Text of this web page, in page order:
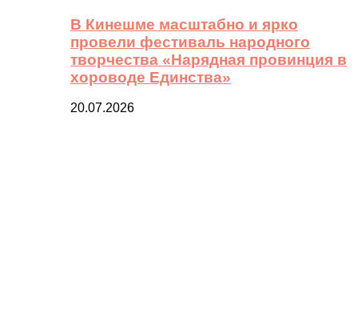
В Кинешме масштабно и ярко
провели фестиваль народного
творчества «Нарядная провинция в
хороводе Единства»
20.07.2026